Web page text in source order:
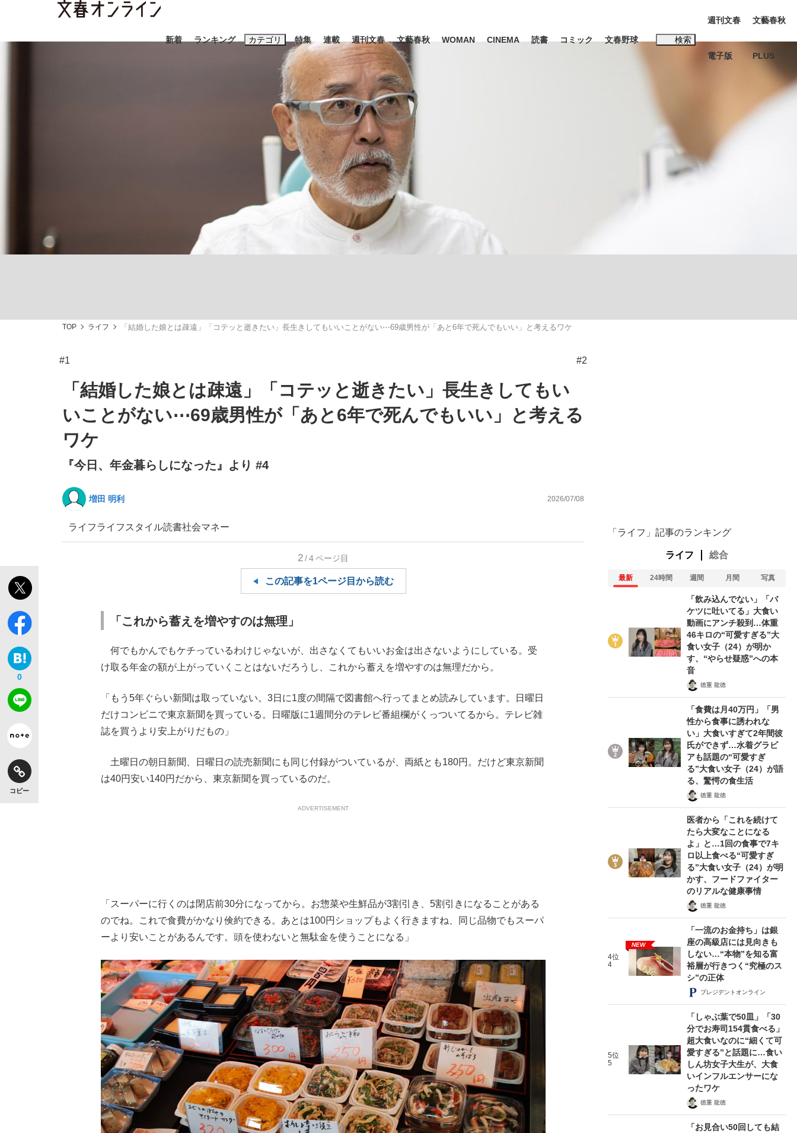
新着 ランキング カテゴリ
エンタメ ライフ
「90%は失敗する。でも…」本田圭佑が初めて明かした日本代表監督に... 「最悪の空気のまま解散」WBC日本代表“敗戦”の真実 選手が明かす...
特集
the Style
連載 週刊文春 文藝春秋 WOMAN CINEMA 読書 コミック 文春野球 検索
キーワード入力
おすすめのキーワードタグ一覧
#三山凌輝 #高市早苗 #後藤真希 #森岡毅
#亀和田武
週刊文春
電子版
文藝春秋
PLUS
TOP ライフ 「結婚した娘とは疎遠」「コテッと逝きたい」長生きしてもいいことがない⋯69歳男性が「あと6年で死んでもいい」と考えるワケ
#1 #2
「結婚した娘とは疎遠」「コテッと逝きたい」長生きしてもい
いことがない⋯69歳男性が「あと6年で死んでもいい」と考える
ワケ
『今日、年金暮らしになった』より #4
増田 明利 2026/07/08
ライフライフスタイル読書社会マネー
0
コピー
2/4ページ目
この記事を1ページ目から読む
「これから蓄えを増やすのは無理」
何でもかんでもケチっているわけじゃないが、出さなくてもいいお金は出さないようにしている。受
け取る年金の額が上がっていくことはないだろうし、これから蓄えを増やすのは無理だから。
「もう5年ぐらい新聞は取っていない。3日に1度の間隔で図書館へ行ってまとめ読みしています。日曜日
だけコンビニで東京新聞を買っている。日曜版に1週間分のテレビ番組欄がくっついてるから。テレビ雑
誌を買うより安上がりだもの」
土曜日の朝日新聞、日曜日の読売新聞にも同じ付録がついているが、両紙とも180円。だけど東京新聞
は40円安い140円だから、東京新聞を買っているのだ。
ADVERTISEMENT
「スーパーに行くのは閉店前30分になってから。お惣菜や生鮮品が3割引き、5割引きになることがある
のでね。これで食費がかなり倹約できる。あとは100円ショップもよく行きますね、同じ品物でもスーパ
ーより安いことがあるんです。頭を使わないと無駄金を使うことになる」
「ライフ」記事のランキング
ライフ 総合
最新 24時間 週間 月間 写真
「飲み込んでない」「バ
ケツに吐いてる」大食い
動画にアンチ殺到…体重
46キロの“可愛すぎる”大
食い女子（24）が明か
す、“やらせ疑惑”への本
音
徳重 龍徳
「食費は月40万円」「男
性から食事に誘われな
い」大食いすぎて2年間彼
氏ができず…水着グラビ
アも話題の“可愛すぎ
る”大食い女子（24）が語
る、驚愕の食生活
徳重 龍徳
医者から「これを続けて
たら大変なことになる
よ」と…1回の食事で7キ
ロ以上食べる“可愛すぎ
る”大食い女子（24）が明
かす、フードファイター
のリアルな健康事情
徳重 龍徳
4位
4
NEW
「一流のお金持ち」は銀
座の高級店には見向きも
しない…“本物”を知る富
裕層が行きつく“究極のス
シ”の正体
プレジデントオンライン
5位
5
「しゃぶ葉で50皿」「30
分でお寿司154貫食べる」
超大食いなのに“細くて可
愛すぎる”と話題に…食い
しん坊女子大生が、大食
いインフルエンサーにな
ったワケ
徳重 龍徳
「お見合い50回しても結